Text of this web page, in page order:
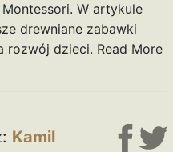
W artykule
drewniane zabawki
rozwój dzieci. Read More
Kamil